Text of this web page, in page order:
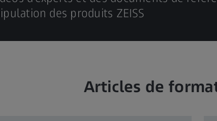
des produits ZEISS
Articles de